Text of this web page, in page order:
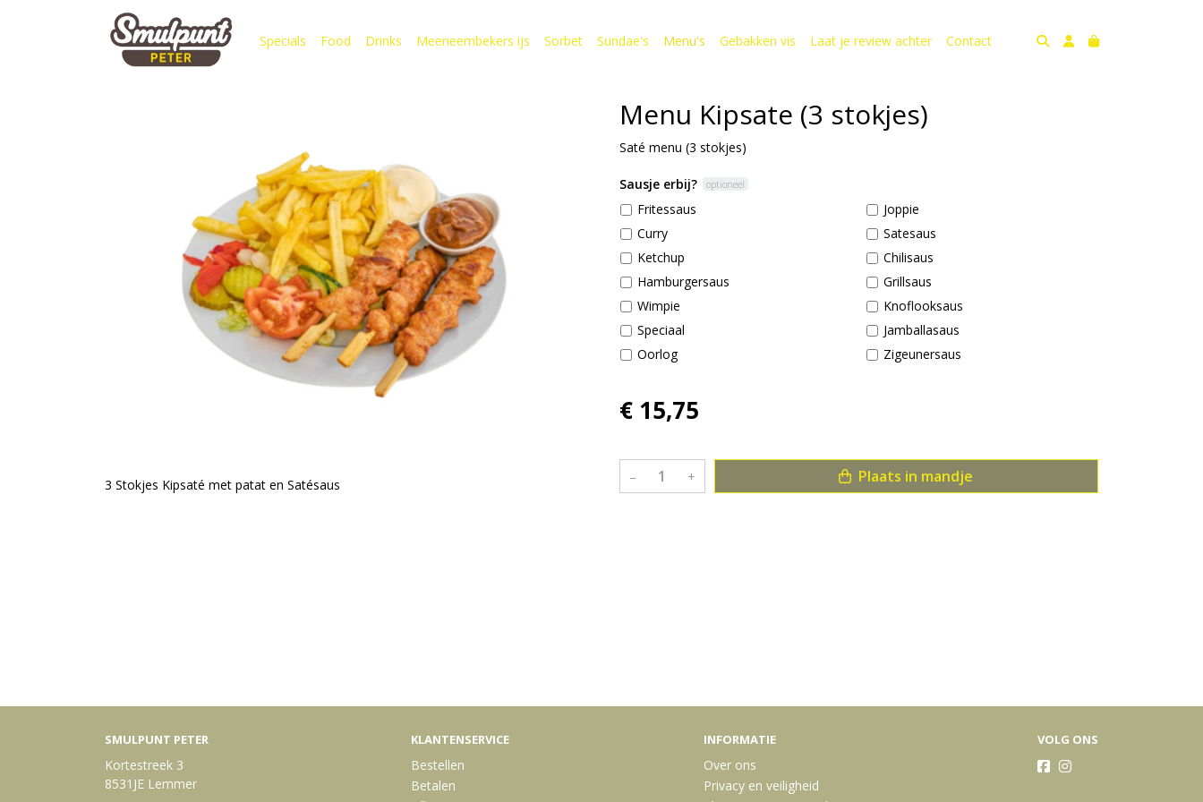
Specials Food Drinks Meeneembekers ijs Sorbet Sundae's Menu's Gebakken vis Laat je review achter Contact
3 Stokjes Kipsaté met patat en Satésaus
Menu Kipsate (3 stokjes)
Saté menu (3 stokjes)
Sausje erbij? optioneel
Fritessaus
Curry
Ketchup
Hamburgersaus
Wimpie
Speciaal
Oorlog
Joppie
Satesaus
Chilisaus
Grillsaus
Knoflooksaus
Jamballasaus
Zigeunersaus
€ 15,75
– + Plaats in mandje
SMULPUNT PETER
Kortestreek 3
8531JE Lemmer
KLANTENSERVICE
Bestellen
Betalen
INFORMATIE
Over ons
Privacy en veiligheid
VOLG ONS